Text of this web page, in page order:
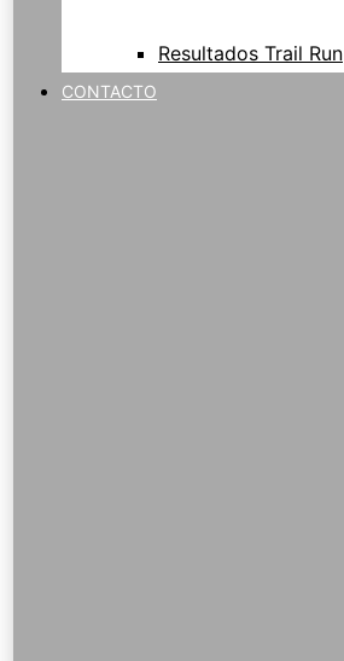
Resultados Trail Run
CONTACTO